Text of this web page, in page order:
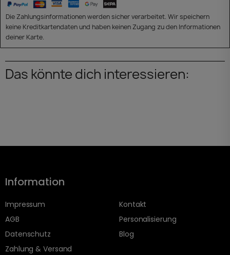
Die Zahlungsinformationen werden sicher verarbeitet. Wir speichern
keine Kreditkartendaten und haben keinen Zugang zu den Informationen
deiner Karte.
Das könnte dich interessieren:
Information
Impressum
AGB
Datenschutz
Zahlung & Versand
Kontakt
Personalisierung
Blog